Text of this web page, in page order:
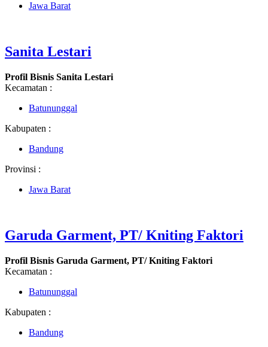
Jawa Barat
Sanita Lestari
Profil Bisnis Sanita Lestari
Kecamatan :
Batununggal
Kabupaten :
Bandung
Provinsi :
Jawa Barat
Garuda Garment, PT/ Kniting Faktori
Profil Bisnis Garuda Garment, PT/ Kniting Faktori
Kecamatan :
Batununggal
Kabupaten :
Bandung